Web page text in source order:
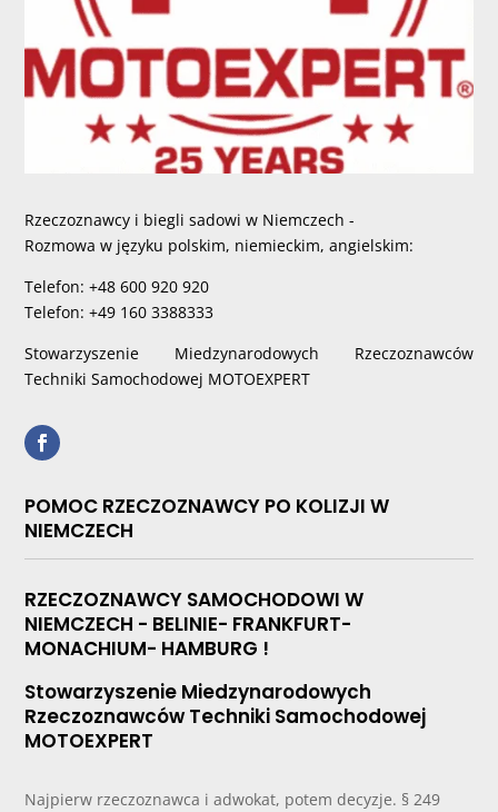
Rzeczoznawcy i biegli sadowi w Niemczech -
Rozmowa w języku polskim, niemieckim, angielskim:
Telefon: +48 600 920 920
Telefon: +49 160 3388333
Stowarzyszenie Miedzynarodowych Rzeczoznawców
Techniki Samochodowej MOTOEXPERT
POMOC RZECZOZNAWCY PO KOLIZJI W
NIEMCZECH
RZECZOZNAWCY SAMOCHODOWI W
NIEMCZECH - BELINIE- FRANKFURT-
MONACHIUM- HAMBURG !
Stowarzyszenie Miedzynarodowych
Rzeczoznawców Techniki Samochodowej
MOTOEXPERT
Najpierw rzeczoznawca i adwokat, potem decyzje. § 249